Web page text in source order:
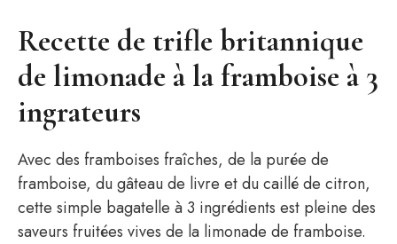
Recette de trifle britannique
de limonade à la framboise à 3
ingrateurs
Avec des framboises fraîches, de la purée de
framboise, du gâteau de livre et du caillé de citron,
cette simple bagatelle à 3 ingrédients est pleine des
saveurs fruitées vives de la limonade de framboise.